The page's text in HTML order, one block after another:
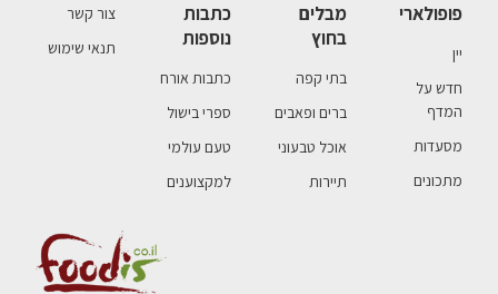
פופולארי
יין
חדש על
המדף
מסעדות
מתכונים
מבלים
בחוץ
בתי קפה
ברים ופאבים
אוכל טבעוני
תיירות
כתבות
נוספות
כתבות אורח
ספרי בישול
טעם עולמי
למקצוענים
צור קשר
תנאי שימוש